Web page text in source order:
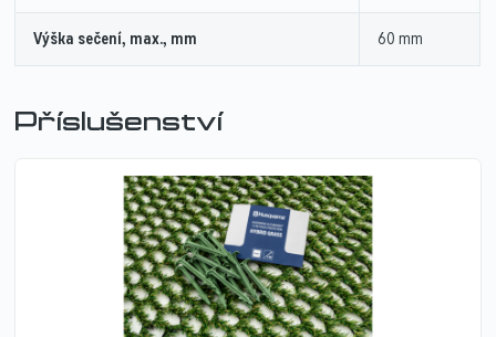
Výška sečení, max., mm 60 mm
Příslušenství